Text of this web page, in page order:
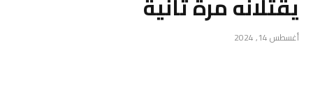
أغسطس 14, 2024